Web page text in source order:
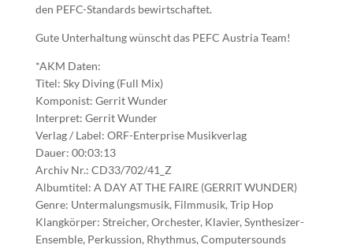
den PEFC-Standards bewirtschaftet.
Gute Unterhaltung wünscht das PEFC Austria Team!
*AKM Daten:
Titel: Sky Diving (Full Mix)
Komponist: Gerrit Wunder
Interpret: Gerrit Wunder
Verlag / Label: ORF-Enterprise Musikverlag
Dauer: 00:03:13
Archiv Nr.: CD33/702/41_Z
Albumtitel: A DAY AT THE FAIRE (GERRIT WUNDER)
Genre: Untermalungsmusik, Filmmusik, Trip Hop
Klangkörper: Streicher, Orchester, Klavier, Synthesizer-
Ensemble, Perkussion, Rhythmus, Computersounds